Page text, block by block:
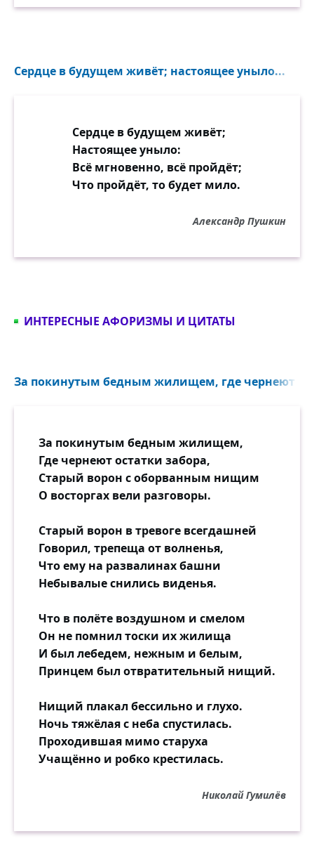
Сердце в будущем живёт; настоящее уныло...
Сердце в будущем живёт;
Настоящее уныло:
Всё мгновенно, всё пройдёт;
Что пройдёт, то будет мило.
Александр Пушкин
ИНТЕРЕСНЫЕ АФОРИЗМЫ И ЦИТАТЫ
За покинутым бедным жилищем, где чернеют
За покинутым бедным жилищем,
Где чернеют остатки забора,
Старый ворон с оборванным нищим
О восторгах вели разговоры.
Старый ворон в тревоге всегдашней
Говорил, трепеща от волненья,
Что ему на развалинах башни
Небывалые снились виденья.
Что в полёте воздушном и смелом
Он не помнил тоски их жилища
И был лебедем, нежным и белым,
Принцем был отвратительный нищий.
Нищий плакал бессильно и глухо.
Ночь тяжёлая с неба спустилась.
Проходившая мимо старуха
Учащённо и робко крестилась.
Николай Гумилёв